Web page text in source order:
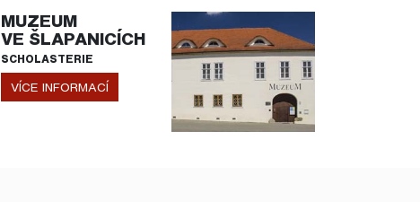
MUZEUM
VE ŠLAPANICÍCH
SCHOLASTERIE
VÍCE INFORMACÍ